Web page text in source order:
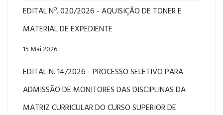
EDITAL Nº. 020/2026 - AQUISIÇÃO DE TONER E
MATERIAL DE EXPEDIENTE
15 Mai 2026
EDITAL N. 14/2026 - PROCESSO SELETIVO PARA
ADMISSÃO DE MONITORES DAS DISCIPLINAS DA
MATRIZ CURRICULAR DO CURSO SUPERIOR DE